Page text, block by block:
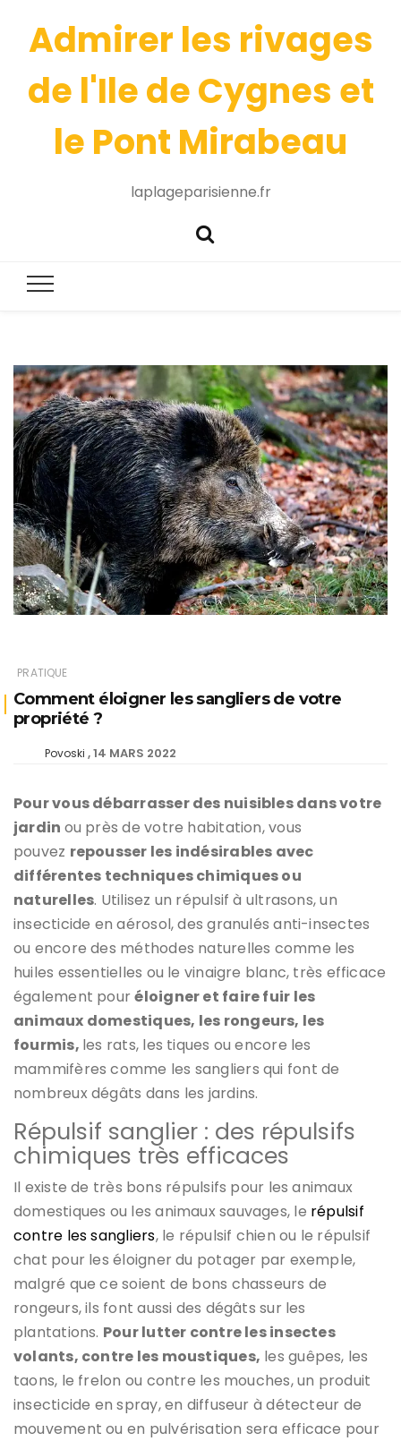
Admirer les rivages
de l'Ile de Cygnes et
le Pont Mirabeau
laplageparisienne.fr
PRATIQUE
Comment éloigner les sangliers de votre
propriété ?
Povoski 14 MARS 2022
Pour vous débarrasser des nuisibles dans votre
jardin ou près de votre habitation, vous
pouvez repousser les indésirables avec
différentes techniques chimiques ou
naturelles. Utilisez un répulsif à ultrasons, un
insecticide en aérosol, des granulés anti-insectes
ou encore des méthodes naturelles comme les
huiles essentielles ou le vinaigre blanc, très efficace
également pouréloigner et faire fuir les
animaux domestiques, les rongeurs, les
fourmis, les rats, les tiques ou encore les
mammifères comme les sangliers qui font de
nombreux dégâts dans les jardins.
Répulsif sanglier : des répulsifs
chimiques très efficaces
Il existe de très bons répulsifs pour les animaux
domestiques ou les animaux sauvages, le répulsif
contre les sangliers, le répulsif chien ou le répulsif
chat pour les éloigner du potager par exemple,
malgré que ce soient de bons chasseurs de
rongeurs, ils font aussi des dégâts sur les
plantations. Pour lutter contre les insectes
volants, contre les moustiques, les guêpes, les
taons, le frelon ou contre les mouches, un produit
insecticide en spray, en diffuseur à détecteur de
mouvement ou en pulvérisation sera efficace pour